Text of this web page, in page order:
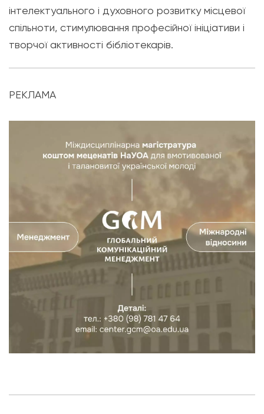
інтелектуального і духовного розвитку місцевої
спільноти, стимулювання професійної ініціативи і
творчої активності бібліотекарів.
РЕКЛАМА